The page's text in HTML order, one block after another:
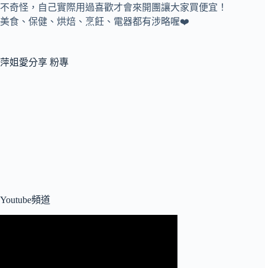
不奇怪，自己實際用過喜歡才會來開團讓大家買便宜！
美食、保健、烘焙、烹飪、電器都有涉略喔❤️
萍姐愛分享 粉專
Youtube頻道